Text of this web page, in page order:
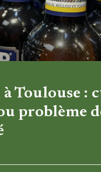
à Toulouse :
problème